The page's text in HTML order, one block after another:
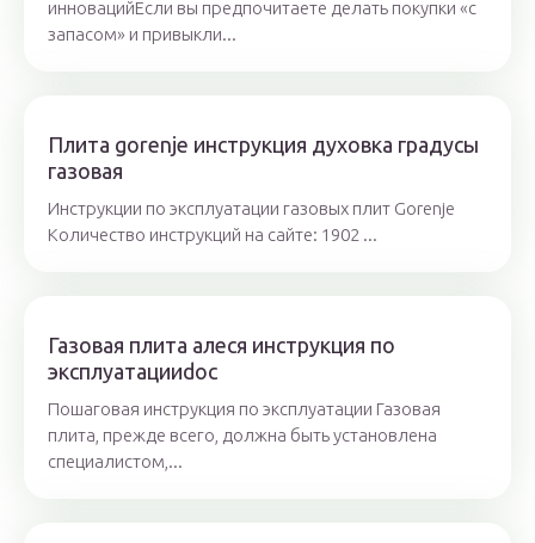
инновацийЕсли вы предпочитаете делать покупки «с
запасом» и привыкли...
Плита gorenje инструкция духовка градусы
газовая
Инструкции по эксплуатации газовых плит Gorenje
Количество инструкций на сайте: 1902 ...
Газовая плита алеся инструкция по
эксплуатацииdoc
Пошаговая инструкция по эксплуатации Газовая
плита, прежде всего, должна быть установлена
специалистом,...